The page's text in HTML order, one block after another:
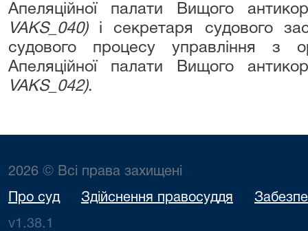
Апеляційної палати Вищого
VAKS_040)і секретаря судового
судового процесу управління з
Апеляційної палати Вищого
VAKS_042).
2026 © Всі права захищені
Про суд Здійснення правосуддя
v1.38.1